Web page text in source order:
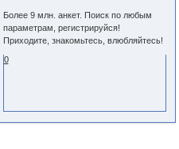
Более 9 млн. анкет. Поиск по любым
параметрам, регистрируйся!
Приходите, знакомьтесь, влюбляйтесь!
0